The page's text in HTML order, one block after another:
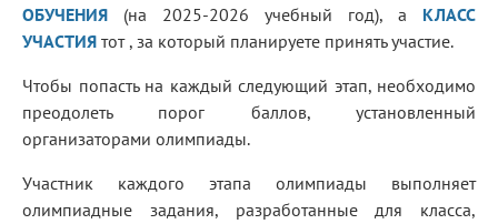
ОБУЧЕНИЯ (на 2025-2026 учебный год), а КЛАСС
УЧАСТИЯ тот , за который планируете принять участие.
Чтобы попасть на каждый следующий этап, необходимо
преодолеть порог баллов, установленный
организаторами олимпиады.
Участник каждого этапа олимпиады выполняет
олимпиадные задания, разработанные для класса,